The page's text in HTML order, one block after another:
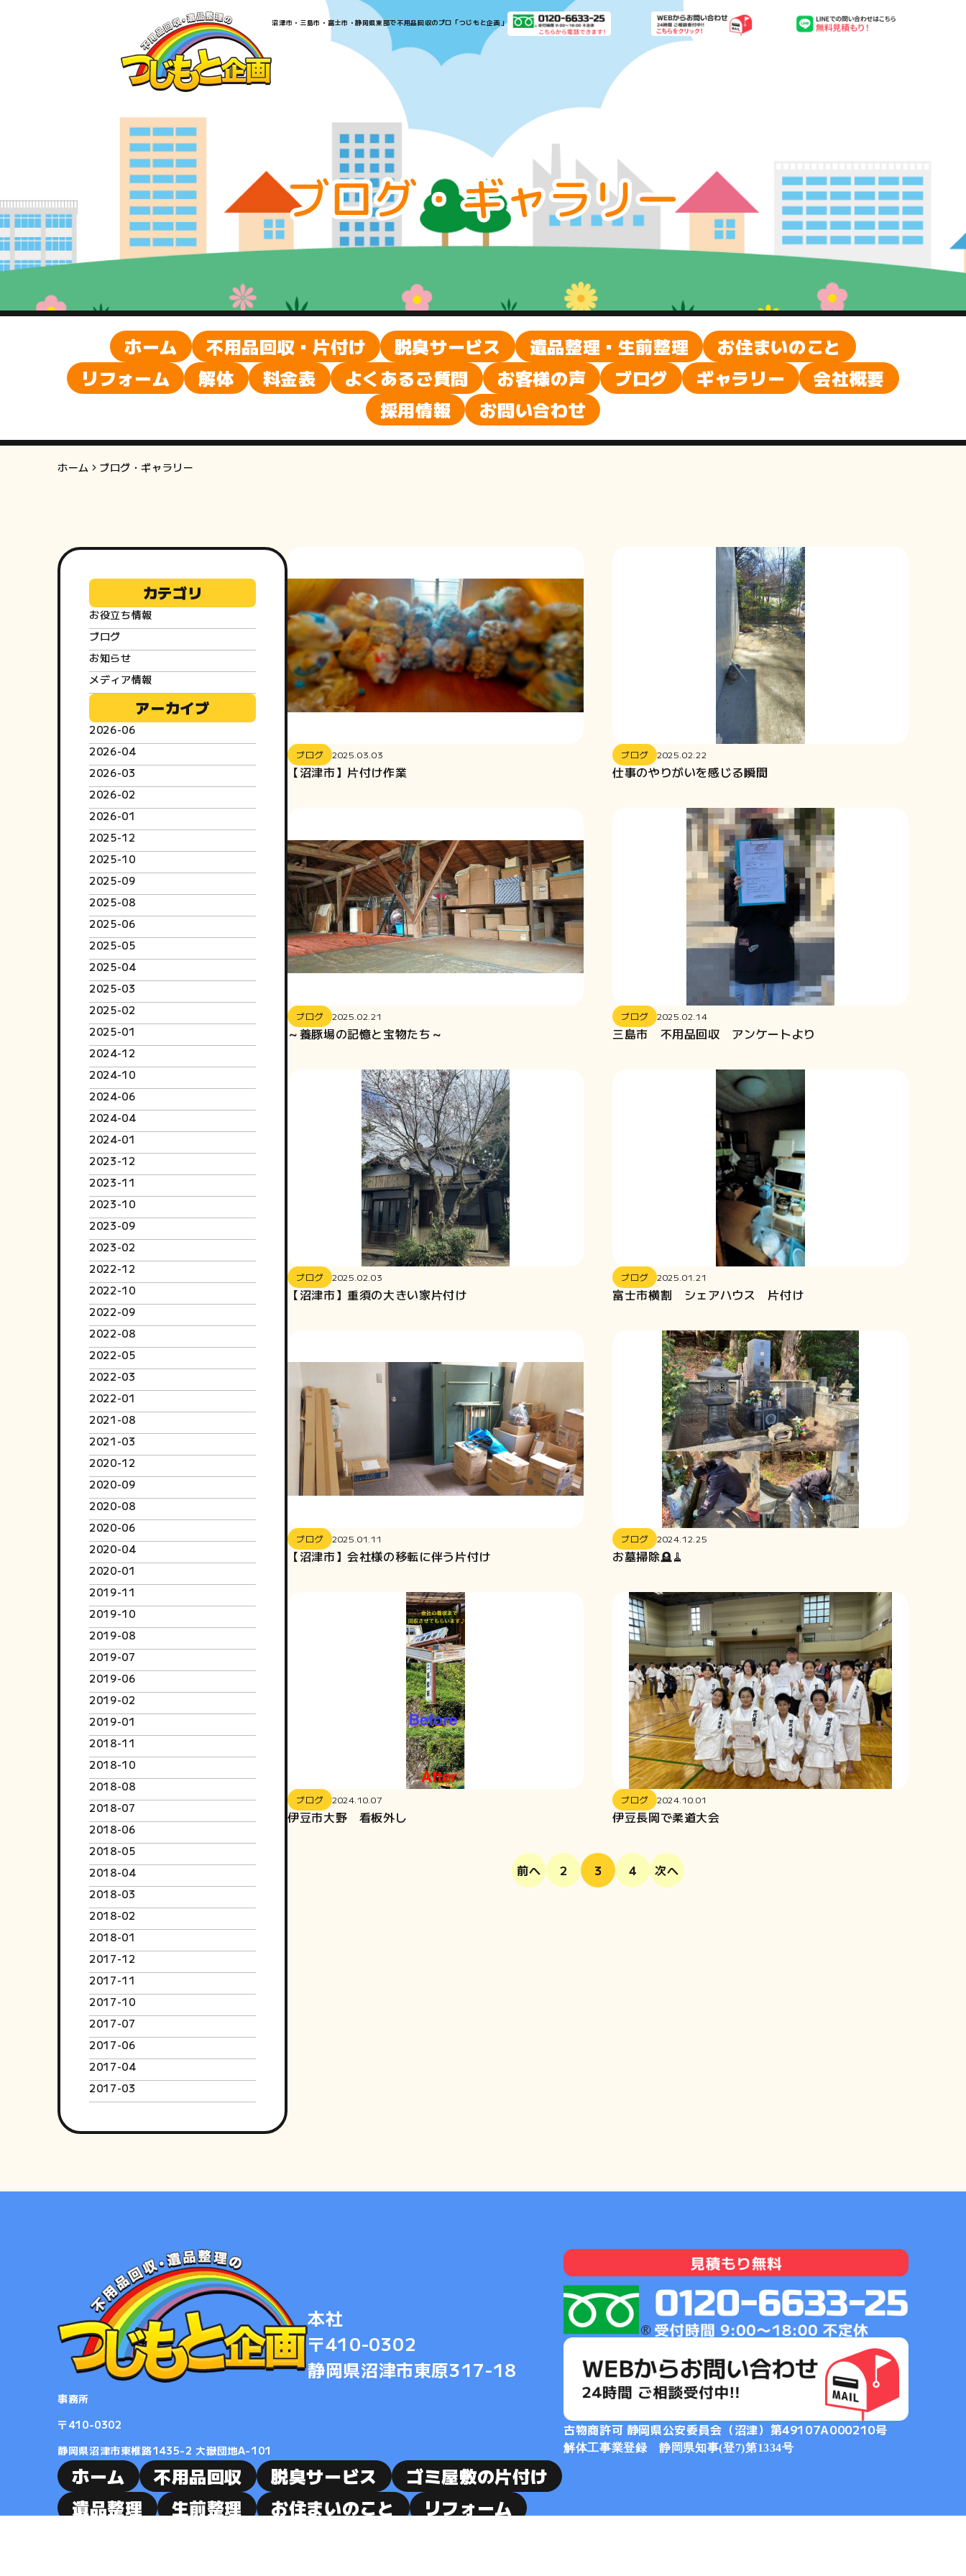
​​​​​​​​​​​​​​​​​​​​​沼津市・三島市・富士市・静岡県東部で不用品回収のプロ「つじもと企画」​​​​​​​
お
知
せ・
ブ
ロ
グ
ホーム 不用品回収・片付け 脱臭サービス 遺品整理・生前整理
お住まいのこと
リフォーム
解体 料金表 よくあるご質問 お客様の声 ブログ ギャラリー
会社概要
採用情報
お問い合わせ
ホーム ブログ・ギャラリー
カテゴリ
お役立ち情報
ブログ
お知らせ
メディア情報
アーカイブ
2026-06
2026-04
2026-03
2026-02
2026-01
2025-12
2025-10
2025-09
2025-08
2025-06
2025-05
2025-04
2025-03
2025-02
2025-01
2024-12
2024-10
2024-06
2024-04
2024-01
2023-12
2023-11
2023-10
2023-09
2023-02
2022-12
2022-10
2022-09
2022-08
2022-05
2022-03
2022-01
2021-08
2021-03
2020-12
2020-09
2020-08
2020-06
2020-04
2020-01
2019-11
2019-10
2019-08
2019-07
2019-06
2019-02
2019-01
2018-11
2018-10
2018-08
2018-07
2018-06
2018-05
2018-04
2018-03
2018-02
2018-01
2017-12
2017-11
2017-10
2017-07
2017-06
2017-04
2017-03
ブログ 2025.03.03
【沼津市】片付け作業
ブログ 2025.02.22
仕事のやりがいを感じる瞬間
ブログ 2025.02.21
～養豚場の記憶と宝物たち～
ブログ 2025.02.14
三島市 不用品回収 アンケートより
ブログ 2025.02.03
【沼津市】重須の大きい家片付け
ブログ 2025.01.21
富士市横割 シェアハウス 片付け
ブログ 2025.01.11
【沼津市】会社様の移転に伴う片付け
ブログ 2024.12.25
お墓掃除🪦🧹
ブログ 2024.10.07
伊豆市大野 看板外し
ブログ 2024.10.01
伊豆長岡で柔道大会
前へ 2 3 4 次へ
本社
〒410-0302
静岡県沼津市東原317-18
事務所
​​​​​​​〒410-0302
静岡県沼津市東椎路1435-2 大嶽団地A-101
ホーム 不用品回収 脱臭サービス
ゴミ屋敷の片付け
遺品整理
生前整理 お住まいのこと
リフォーム
古物商許可 静岡県公安委員会（沼津） 第49107A000210号
解体工事業登録 静岡県知事(登7)第1334号